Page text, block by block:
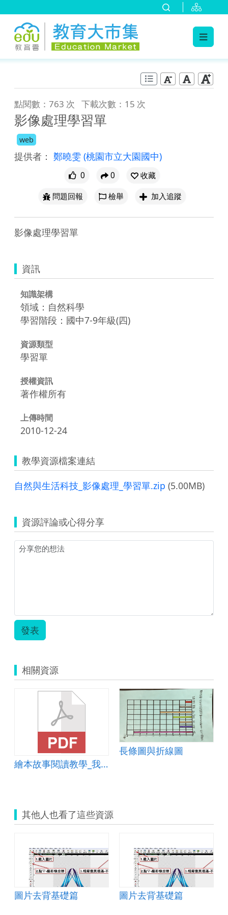
點閱數：763 次 下載次數：15 次
影像處理學習單
web
提供者： 鄭曉雯 (桃園市立大園國中)
0 0
收藏
問題回報
檢舉 加入追蹤
影像處理學習單
資訊
知識架構
領域：自然科學
學習階段：國中7-9年級(四)
資源類型
學習單
授權資訊
著作權所有
上傳時間
2010-12-24
教學資源檔案連結
自然與生活科技_影像處理_學習單.zip (5.00MB)
資源評論或心得分享
發表
相關資源
繪本故事閱讀教學_我變成一隻噴火龍了
長條圖與折線圖
其他人也看了這些資源
圖片去背基礎篇 圖片去背基礎篇